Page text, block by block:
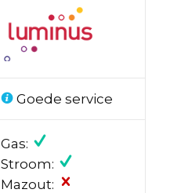
Goede service
Gas:
Stroom:
Mazout: